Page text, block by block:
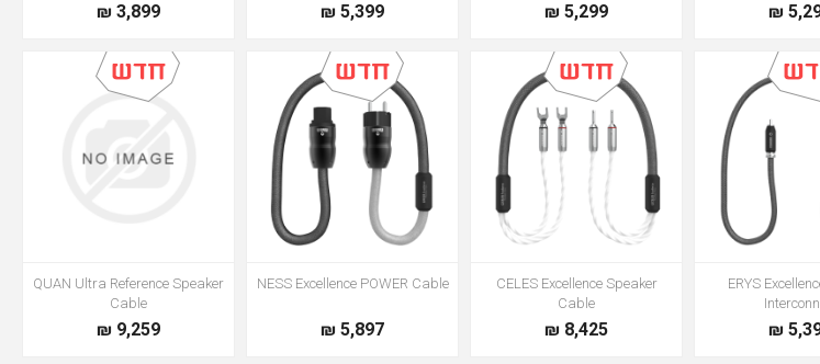
5,299 ₪
5,399 ₪
3,899 ₪
ERYS
CELES Excellence Speaker
Cable
8,425 ₪
NESS Excellence POWER Cable
5,897 ₪
QUAN Ultra Reference Speaker
Cable
9,259 ₪